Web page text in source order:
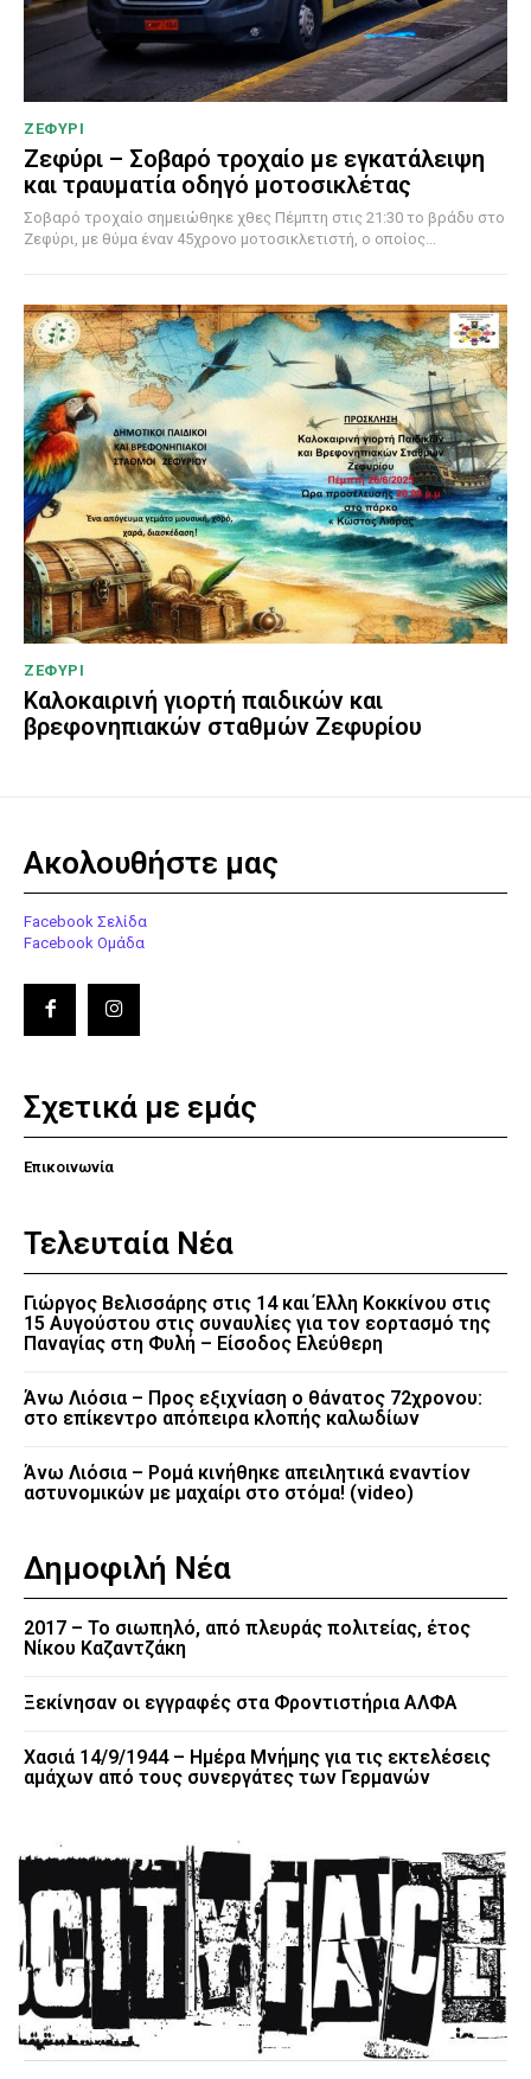
ΖΕΦΥΡΙ
Ζεφύρι – Σοβαρό τροχαίο με εγκατάλειψη
και τραυματία οδηγό μοτοσικλέτας
Σοβαρό τροχαίο σημειώθηκε χθες Πέμπτη στις 21:30 το βράδυ στο
Ζεφύρι, με θύμα έναν 45χρονο μοτοσικλετιστή, ο οποίος...
ΖΕΦΥΡΙ
Καλοκαιρινή γιορτή παιδικών και
βρεφονηπιακών σταθμών Ζεφυρίου
Ακολουθήστε μας
Facebook Σελίδα
Facebook Ομάδα
Σχετικά με εμάς
Επικοινωνία
Τελευταία Νέα
Γιώργος Βελισσάρης στις 14 και Έλλη Κοκκίνου στις
15 Αυγούστου στις συναυλίες για τον εορτασμό της
Παναγίας στη Φυλή – Είσοδος Ελεύθερη
Άνω Λιόσια – Προς εξιχνίαση ο θάνατος 72χρονου:
στο επίκεντρο απόπειρα κλοπής καλωδίων
Άνω Λιόσια – Ρομά κινήθηκε απειλητικά εναντίον
αστυνομικών με μαχαίρι στο στόμα! (video)
Δημοφιλή Νέα
2017 – Το σιωπηλό, από πλευράς πολιτείας, έτος
Νίκου Καζαντζάκη
Ξεκίνησαν οι εγγραφές στα Φροντιστήρια ΑΛΦΑ
Χασιά 14/9/1944 – Ημέρα Μνήμης για τις εκτελέσεις
αμάχων από τους συνεργάτες των Γερμανών